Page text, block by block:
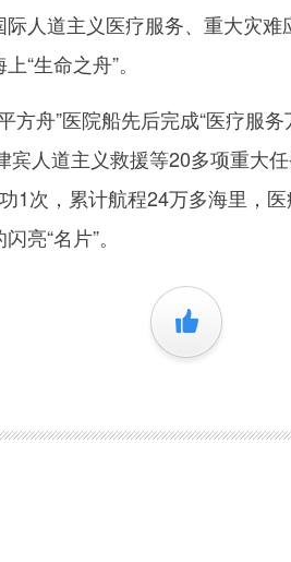
人道主义医疗服务、重大灾
“生命之舟”。
舟”医院船先后完成“医疗服务
宾人道主义救援等20多项重大
1次，累计航程24万多海里，
亮“名片”。
+1